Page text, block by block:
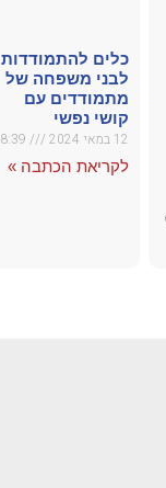
כלים להתמודדות
לבני משפחה של
מתמודדים עם
קושי נפשי
12 במאי 2024
לקריאת הכתבה »